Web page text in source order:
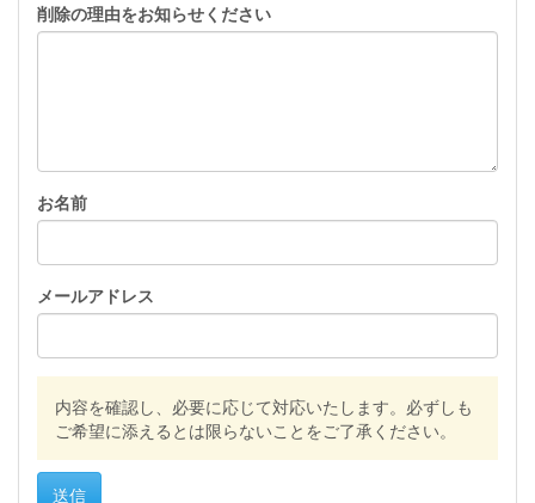
削除の理由をお知らせください
お名前
メールアドレス
内容を確認し、必要に応じて対応いたします。必ずしも
ご希望に添えるとは限らないことをご了承ください。
送信